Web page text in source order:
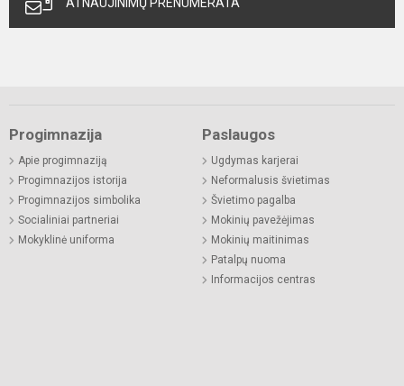
Progimnazija
Apie progimnaziją
Progimnazijos istorija
Progimnazijos simbolika
Socialiniai partneriai
Mokyklinė uniforma
Paslaugos
Ugdymas karjerai
Neformalusis švietimas
Švietimo pagalba
Mokinių pavežėjimas
Mokinių maitinimas
Patalpų nuoma
Informacijos centras